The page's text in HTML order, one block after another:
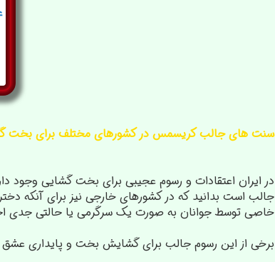
سنت های جالب کریسمس در کشورهای مختلف برای بخت
در ایران اعتقادات و رسوم عجیبی برای بخت گشایی وجود
جالب است بدانید که در کشورهای خارجی نیز برای آنکه
خاصی توسط جوانان به صورت یک سرگرمی یا حالتی جدی
برخی از این رسوم جالب برای گشایش بخت و پایداری